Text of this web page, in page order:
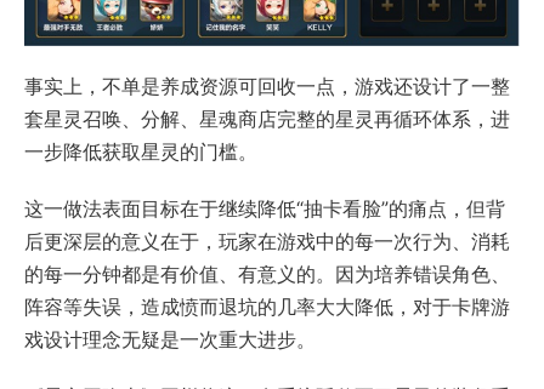
事实上，不单是养成资源可回收一点，游戏还设计了一整
套星灵召唤、分解、星魂商店完整的星灵再循环体系，进
一步降低获取星灵的门槛。
这一做法表面目标在于继续降低“抽卡看脸”的痛点，但背
后更深层的意义在于，玩家在游戏中的每一次行为、消耗
的每一分钟都是有价值、有意义的。因为培养错误角色、
阵容等失误，造成愤而退坑的几率大大降低，对于卡牌游
戏设计理念无疑是一次重大进步。